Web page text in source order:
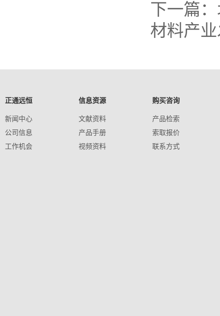
下一篇
材料产
正通远恒
新闻中心
公司信息
工作机会
信息资源
文献资料
产品手册
视频资料
购买咨询
产品检索
索取报价
联系方式